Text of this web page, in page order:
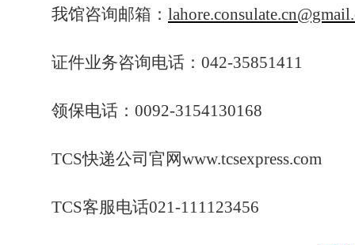
我馆咨询邮箱：
证件业务咨询电话： 042-35851411
领保电话： 0092-3154130168
TCS快递公司官网www.tcsexpress.com
TCS客服电话021-111123456